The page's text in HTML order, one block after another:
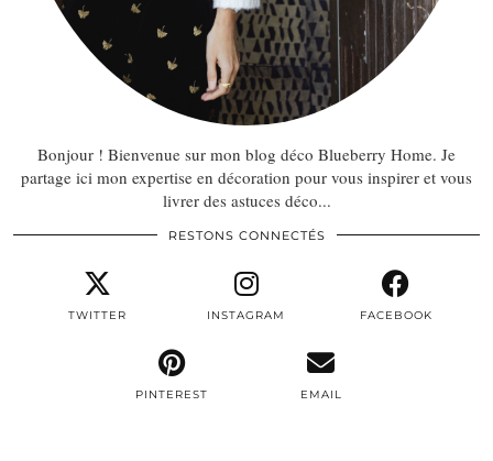
Bonjour ! Bienvenue sur mon blog déco Blueberry Home. Je
partage ici mon expertise en décoration pour vous inspirer et vous
livrer des astuces déco...
RESTONS CONNECTÉS
TWITTER INSTAGRAM FACEBOOK
PINTEREST EMAIL